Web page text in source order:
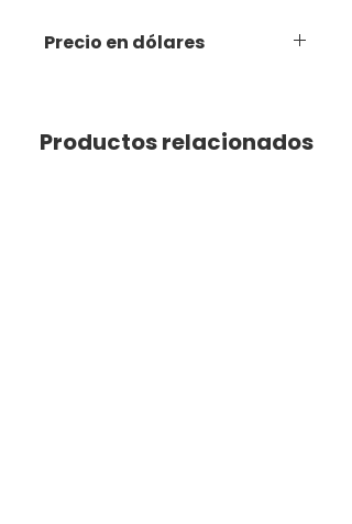
Precio en dólares
Productos relacionados